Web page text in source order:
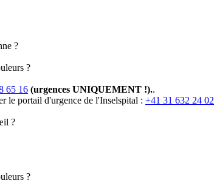
?
?
65 16 (urgences UNIQUEMENT !)..
le portail d'urgence de l'Inselspital : +41 31 632 24 02
?
?